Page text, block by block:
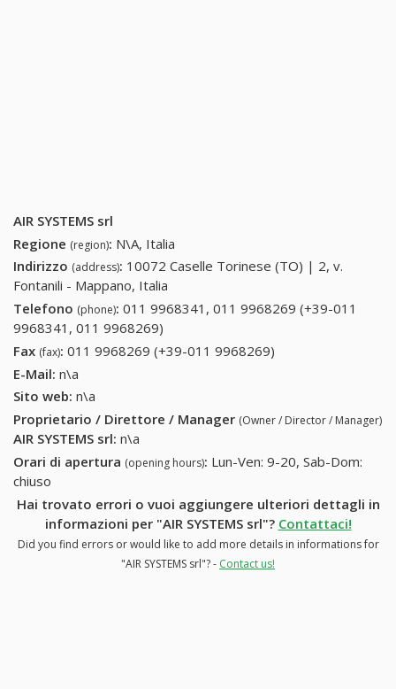
AIR SYSTEMS srl
Regione (region): N\A, Italia
Indirizzo (address): 10072 Caselle Torinese (TO) | 2, v.
Fontanili - Mappano, Italia
Telefono (phone): 011 9968341, 011 9968269 (+39-011
9968341, 011 9968269)
011 9968341, 011 9968269)
Fax (fax): 011 9968269 (+39-011 9968269)
E-Mail: n\a
Sito web: n\a
Proprietario / Direttore / Manager (Owner / Director / Manager)
AIR SYSTEMS srl: n\a
Orari di apertura (opening hours): Lun-Ven: 9-20, Sab-Dom:
chiuso
Hai trovato errori o vuoi aggiungere ulteriori dettagli in
informazioni per "AIR SYSTEMS srl"? Contattaci!
Did you find errors or would like to add more details in informations for
"AIR SYSTEMS srl"? - Contact us!